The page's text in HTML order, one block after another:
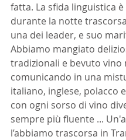
fatta. La sfida linguistica
durante la notte
una dei leader, e suo
Abbiamo mangiato
tradizionali e bevuto vino
comunicando in una
italiano, inglese, polacco
con ogni sorso di vino
sempre più fluente ...
l’abbiamo trascorsa in